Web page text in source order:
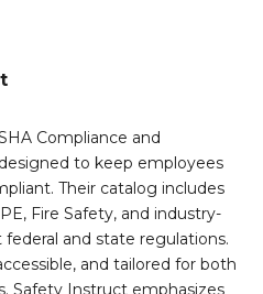
Compliance and
to keep employees
Their catalog includes
Fire Safety, and industry-
and state regulations.
and tailored for both
Safety Instruct emphasizes